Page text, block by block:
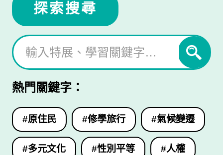
探索搜尋
熱門關鍵字：
#原住民 #修學旅行 #氣候變遷
#多元文化 #性別平等 #人權